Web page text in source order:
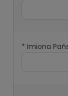
* Imiona